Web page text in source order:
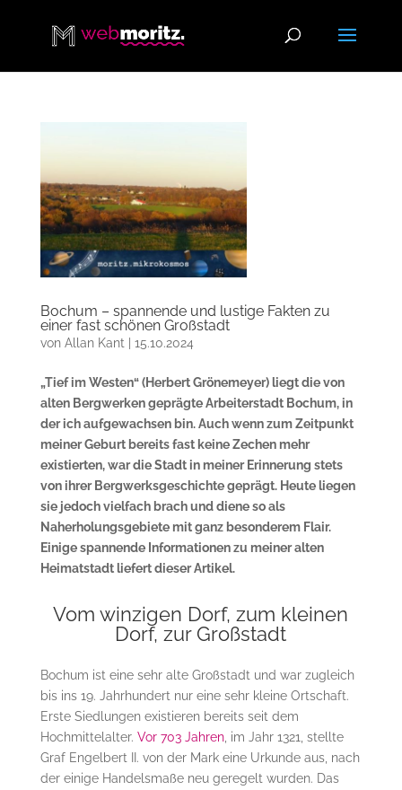
Bochum – spannende und lustige Fakten zu
einer fast schönen Großstadt
von Allan Kant | 15.10.2024
„Tief im Westen“ (Herbert Grönemeyer) liegt die von
alten Bergwerken geprägte Arbeiterstadt Bochum, in
der ich aufgewachsen bin. Auch wenn zum Zeitpunkt
meiner Geburt bereits fast keine Zechen mehr
existierten, war die Stadt in meiner Erinnerung stets
von ihrer Bergwerksgeschichte geprägt. Heute liegen
sie jedoch vielfach brach und diene so als
Naherholungsgebiete mit ganz besonderem Flair.
Einige spannende Informationen zu meiner alten
Heimatstadt liefert dieser Artikel.
Vom winzigen Dorf, zum kleinen
Dorf, zur Großstadt
Bochum ist eine sehr alte Großstadt und war zugleich
bis ins 19. Jahrhundert nur eine sehr kleine Ortschaft.
Erste Siedlungen existieren bereits seit dem
Hochmittelalter. Vor 703 Jahren, im Jahr 1321, stellte
Graf Engelbert II. von der Mark eine Urkunde aus, nach
der einige Handelsmaße neu geregelt wurden. Das